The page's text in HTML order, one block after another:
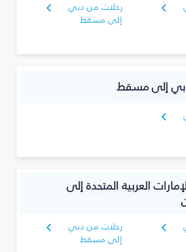
رحلات من دبي
إلى مسقط
إلى مسقط
العربية المتحدة إلى
رحلات من دبي
إلى مسقط